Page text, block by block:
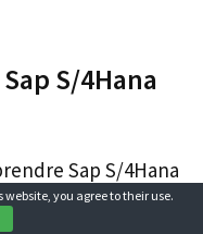
S/4Hana
Sap S/4Hana
Sap S/4Hana
you agree to their use.